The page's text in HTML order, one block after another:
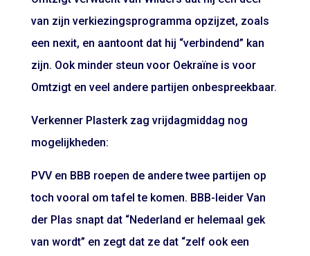
van zijn verkiezingsprogramma opzijzet, zoals
een nexit, en aantoont dat hij “verbindend” kan
zijn. Ook minder steun voor Oekraïne is voor
Omtzigt en veel andere partijen onbespreekbaar.
Verkenner Plasterk zag vrijdagmiddag nog
mogelijkheden:
PVV en BBB roepen de andere twee partijen op
toch vooral om tafel te komen. BBB-leider Van
der Plas snapt dat “Nederland er helemaal gek
van wordt” en zegt dat ze dat “zelf ook een